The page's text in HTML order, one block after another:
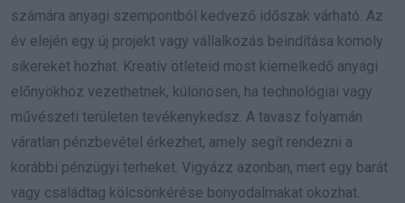
számára anyagi szempontból kedvező időszak várható. Az
év elején egy új projekt vagy vállalkozás beindítása komoly
sikereket hozhat. Kreatív ötleteid most kiemelkedő anyagi
előnyökhöz vezethetnek, különösen, ha technológiai vagy
művészeti területen tevékenykedsz. A tavasz folyamán
váratlan pénzbevétel érkezhet, amely segít rendezni a
korábbi pénzügyi terheket. Vigyázz azonban, mert egy barát
vagy családtag kölcsönkérése bonyodalmakat okozhat.